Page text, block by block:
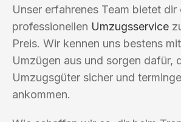
Unser erfahrenes Team bietet dir
professionellen Umzugsservice
Preis. Wir kennen uns bestens
Umzügen aus und sorgen dafür,
Umzugsgüter sicher und
ankommen.